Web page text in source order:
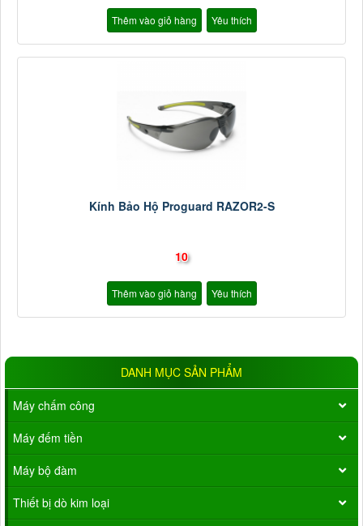
Thêm vào giỏ hàng Yêu thích
Kính Bảo Hộ Proguard RAZOR2-S
10
Thêm vào giỏ hàng Yêu thích
DANH MỤC SẢN PHẨM
Máy chấm công
Máy đếm tiền
Máy bộ đàm
Thiết bị dò kim loại